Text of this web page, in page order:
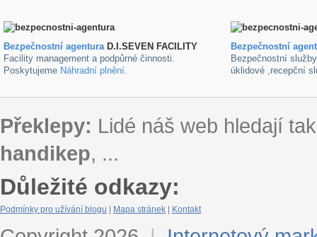
Bezpečnostní agenturaD.I.SEVEN FACILITY
Facility management a podpůrné činnosti.
Poskytujeme Náhradní plnění.
Bezpečnostní
Bezpečnostní
úklidové ,recepční
Překlepy: Lidé náš web hledají
handikep, ...
Důležité odkazy:
Podmínky pro užívání blogu Mapa stránek Kontakt